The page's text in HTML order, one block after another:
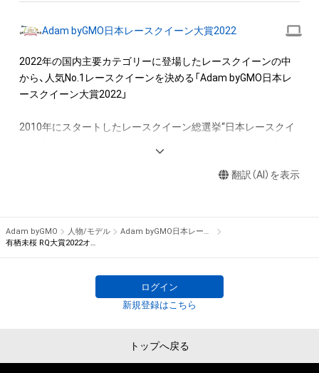
を保有していたとしても、本アイテムに関する創作物にかかる
・本アイテムの著作権を有する方、著作隣接権の権利者またはそ
の管理委託を受けている者からの事前の同意なしに、上記の「本
アイテムの保有者が有する権利」の範囲を超えた行為、知的財産
ル、リバースエンジニアリングを含みますが、これに限定されま
・本アイテムに関する創作物の利用については、公序良俗や法令
に反する利用またはその恐れのある利用など、作成者が不適切
Adam byGMO日本レースクイーン大賞2022
2022年の国内主要カテゴリーに登場したレースクイーンの中
から、人気No.1レースクイーンを決める「Adam byGMO日本レ
ースクイーン大賞2022」
2010年にスタートしたレースクイーン総選挙“日本レースクイ
を冠に迎え実施いたします。
リを獲得し、レースクイーン大賞初となる新人部門とレースク
イーン大賞の同一年グランプリ獲得を果たしました。2022年は
ノミネート50名の中からどのレースクイーンが栄冠を掴むので
翻訳（AI）を表示
Adam byGMO 人物/モデル
Adam byGMO日本レースクイーン大賞2022
有栖未桜 RQ大賞2022オリジナルNFTトレカ
ログイン
新規登録はこちら
トップへ戻る